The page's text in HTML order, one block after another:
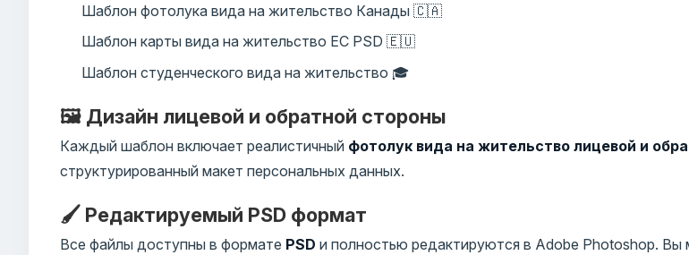
Шаблон фотолука вида на жительство Канады 🇨🇦
Шаблон карты вида на жительство ЕС PSD 🇪🇺
Шаблон студенческого вида на жительство 🎓
🖼️ Дизайн лицевой и обратной стороны
Каждый шаблон включает реалистичный фотолук вида на жительство лицевой и
структурированный макет персональных данных.
🖌️ Редактируемый PSD формат
Все файлы доступны в формате PSD и полностью редактируются в Adobe Photoshop. Вы